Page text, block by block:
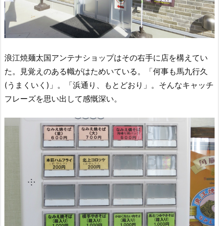
浪江焼麺太国アンテナショップはその右手に店を構えてい
た。見覚えのある幟がはためいている。「何事も馬九行久
(うまくいく)」。「浜通り、もとどおり」。そんなキャッチ
フレーズを思い出して感慨深い。